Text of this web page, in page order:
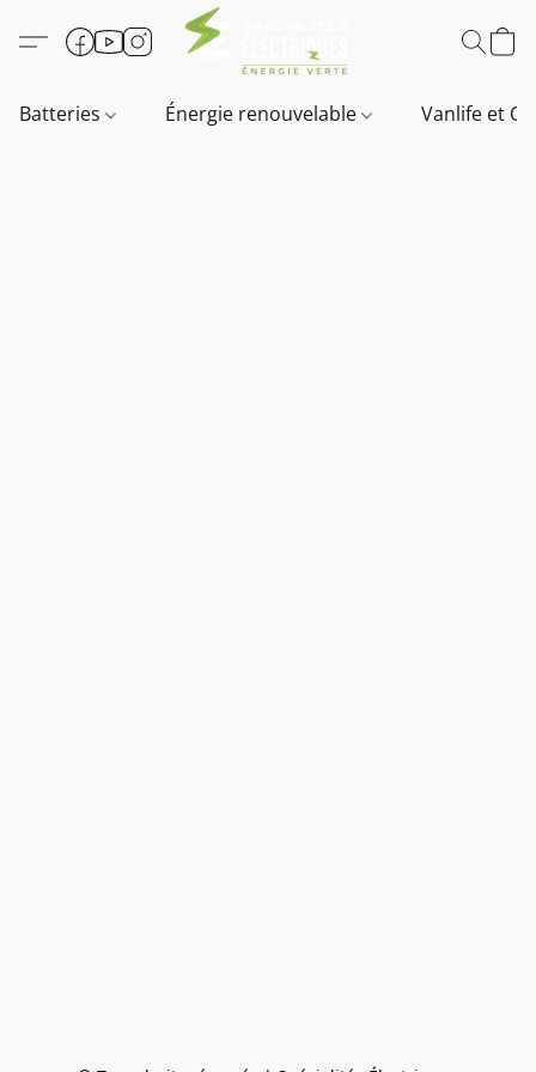
Batteries Énergie renouvelable Vanlife et